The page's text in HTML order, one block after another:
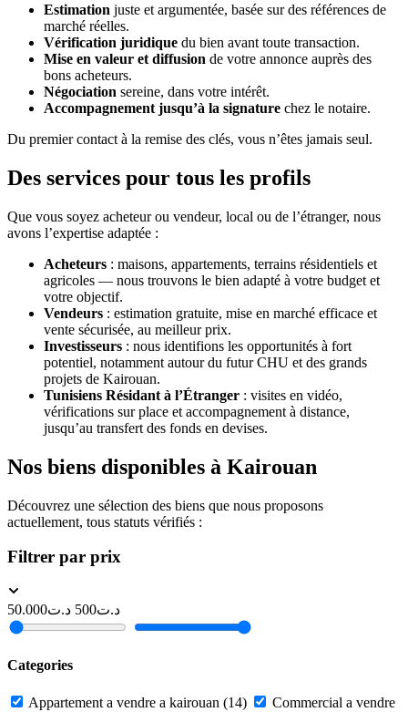
Estimation juste et argumentée, basée sur des références de
marché réelles.
Vérification juridique du bien avant toute transaction.
Mise en valeur et diffusion de votre annonce auprès des
bons acheteurs.
Négociation sereine, dans votre intérêt.
Accompagnement jusqu’à la signature chez le notaire.
Du premier contact à la remise des clés, vous n’êtes jamais seul.
Des services pour tous les profils
Que vous soyez acheteur ou vendeur, local ou de l’étranger, nous
avons l’expertise adaptée :
Acheteurs : maisons, appartements, terrains résidentiels et
agricoles — nous trouvons le bien adapté à votre budget et
votre objectif.
Vendeurs : estimation gratuite, mise en marché efficace et
vente sécurisée, au meilleur prix.
Investisseurs : nous identifions les opportunités à fort
potentiel, notamment autour du futur CHU et des grands
projets de Kairouan.
Tunisiens Résidant à l’Étranger : visites en vidéo,
vérifications sur place et accompagnement à distance,
jusqu’au transfert des fonds en devises.
Nos biens disponibles à Kairouan
Découvrez une sélection des biens que nous proposons
actuellement, tous statuts vérifiés :
Filtrer par prix
د.ت500 د.ت50.000
Categories
Appartement a vendre a kairouan (14)
Commercial a vendre